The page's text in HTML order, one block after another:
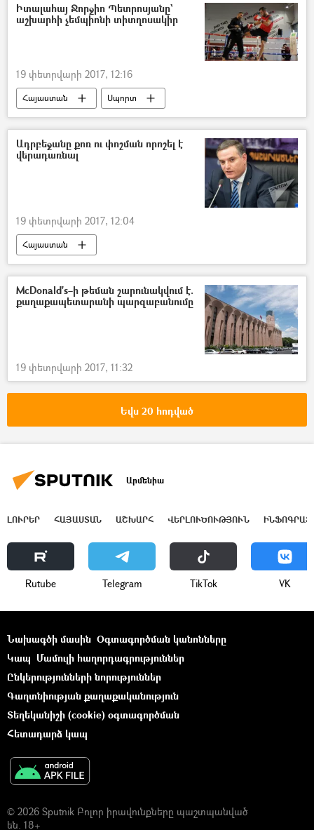
Իտալահայ Ջորջիո Պետրոսյանը`
աշխարհի չեմպիոնի տիտղոսակիր
19 փետրվարի 2017, 12:16
Հայաստան Սպորտ
Ադրբեջանը քոռ ու փոշման որոշել է
վերադառնալ
19 փետրվարի 2017, 12:04
Հայաստան
McDonald's–ի թեման շարունակվում է.
քաղաքապետարանի պարզաբանումը
19 փետրվարի 2017, 11:32
Եվս 20 հոդված
Արմենիա
ԼՈՒՐԵՐ ՀԱՅԱՍՏԱՆ ԱՇԽԱՐՀ ՎԵՐԼՈՒԾՈՒԹՅՈՒՆ
Rutube Telegram ТikТоk VK
Նախագծի մասին Օգտագործման կանոնները
Կապ Մամուլի հաղորդագրություններ
Ընկերությունների նորություններ
Գաղտնիության քաղաքականություն
Տեղեկանիշի (cookie) օգտագործման
Հետադարձ կապ
© 2026 Sputnik Բոլոր իրավունքները պաշտպանված
են. 18+